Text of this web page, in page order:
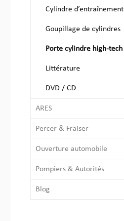
Cylindre d’entraînement
Goupillage de cylindres
Porte cylindre high-tech
Littérature
DVD / CD
ARES
Percer & Fraiser
Ouverture automobile
Pompiers & Autorités
Blog